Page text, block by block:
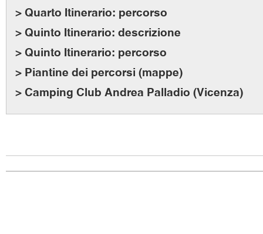
> Quarto Itinerario: percorso
> Quinto Itinerario: descrizione
> Quinto Itinerario: percorso
> Piantine dei percorsi (mappe)
> Camping Club Andrea Palladio (Vicenza)